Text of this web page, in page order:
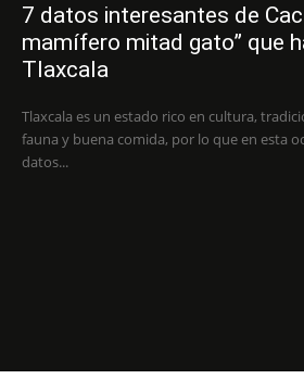
7 datos interesantes de
mamífero mitad gato” que
Tlaxcala
Tlaxcala es un estado rico en cultura,
fauna y buena comida, por lo que en esta
datos...